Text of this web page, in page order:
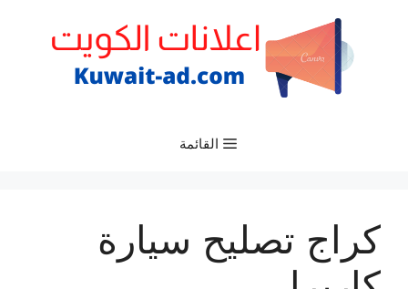
القائمة
كراج تصليح سيارة